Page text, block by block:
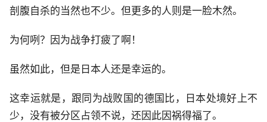
剖腹自杀的当然也不少。但更多的人则是一脸木然。
为何咧？因为战争打疲了啊！
虽然如此，但是日本人还是幸运的。
这幸运就是，跟同为战败国的德国比，日本处境好上不
少，没有被分区占领不说，还因此因祸得福了。